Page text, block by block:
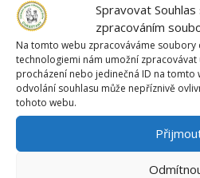
Spravovat Souhlas
zpracováním
Na tomto webu zpracováváme soubory
technologiemi nám umožní
procházení nebo jedinečná ID na tomto
odvolání souhlasu může nepříznivě
tohoto webu.
Poslední týden v ZŠ
26 června 2026
Pasování na čtenáře